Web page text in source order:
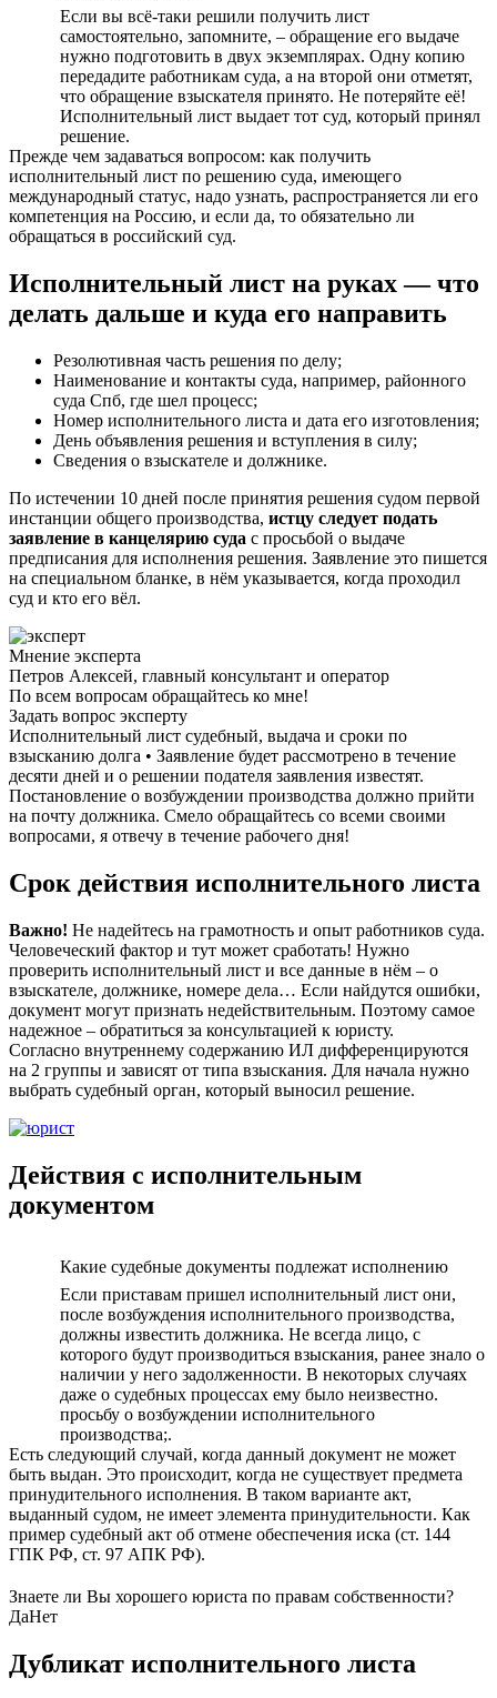
Если вы всё-таки решили получить лист
самостоятельно, запомните, – обращение его выдаче
нужно подготовить в двух экземплярах. Одну копию
передадите работникам суда, а на второй они отметят,
что обращение взыскателя принято. Не потеряйте её!
Исполнительный лист выдает тот суд, который принял
решение.
Прежде чем задаваться вопросом: как получить
исполнительный лист по решению суда, имеющего
международный статус, надо узнать, распространяется ли его
компетенция на Россию, и если да, то обязательно ли
обращаться в российский суд.
Исполнительный лист на руках — что
делать дальше и куда его направить
Резолютивная часть решения по делу;
Наименование и контакты суда, например, районного
суда Спб, где шел процесс;
Номер исполнительного листа и дата его изготовления;
День объявления решения и вступления в силу;
Сведения о взыскателе и должнике.
По истечении 10 дней после принятия решения судом первой
инстанции общего производства, истцу следует подать
заявление в канцелярию суда с просьбой о выдаче
предписания для исполнения решения. Заявление это пишется
на специальном бланке, в нём указывается, когда проходил
суд и кто его вёл.
Мнение эксперта
Петров Алексей, главный консультант и оператор
По всем вопросам обращайтесь ко мне!
Задать вопрос эксперту
Исполнительный лист судебный, выдача и сроки по
взысканию долга • Заявление будет рассмотрено в течение
десяти дней и о решении подателя заявления известят.
Постановление о возбуждении производства должно прийти
на почту должника. Смело обращайтесь со всеми своими
вопросами, я отвечу в течение рабочего дня!
Срок действия исполнительного листа
Важно! Не надейтесь на грамотность и опыт работников суда.
Человеческий фактор и тут может сработать! Нужно
проверить исполнительный лист и все данные в нём – о
взыскателе, должнике, номере дела… Если найдутся ошибки,
документ могут признать недействительным. Поэтому самое
надежное – обратиться за консультацией к юристу.
Согласно внутреннему содержанию ИЛ дифференцируются
на 2 группы и зависят от типа взыскания. Для начала нужно
выбрать судебный орган, который выносил решение.
Действия с исполнительным
документом
Какие судебные документы подлежат исполнению
Если приставам пришел исполнительный лист они,
после возбуждения исполнительного производства,
должны известить должника. Не всегда лицо, с
которого будут производиться взыскания, ранее знало о
наличии у него задолженности. В некоторых случаях
даже о судебных процессах ему было неизвестно.
просьбу о возбуждении исполнительного
производства;.
Есть следующий случай, когда данный документ не может
быть выдан. Это происходит, когда не существует предмета
принудительного исполнения. В таком варианте акт,
выданный судом, не имеет элемента принудительности. Как
пример судебный акт об отмене обеспечения иска (ст. 144
ГПК РФ, ст. 97 АПК РФ).
Знаете ли Вы хорошего юриста по правам собственности?
ДаНет
Дубликат исполнительного листа